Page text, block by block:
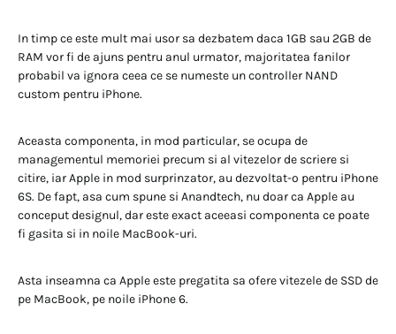
In timp ce este mult mai usor sa dezbatem daca 1GB sau 2GB de
RAM vor fi de ajuns pentru anul urmator, majoritatea fanilor
probabil va ignora ceea ce se numeste un controller NAND
custom pentru iPhone.
Aceasta componenta, in mod particular, se ocupa de
managementul memoriei precum si al vitezelor de scriere si
citire, iar Apple in mod surprinzator, au dezvoltat-o pentru iPhone
6S. De fapt, asa cum spune si Anandtech, nu doar ca Apple au
conceput designul, dar este exact aceeasi componenta ce poate
fi gasita si in noile MacBook-uri.
Asta inseamna ca Apple este pregatita sa ofere vitezele de SSD de
pe MacBook, pe noile iPhone 6.